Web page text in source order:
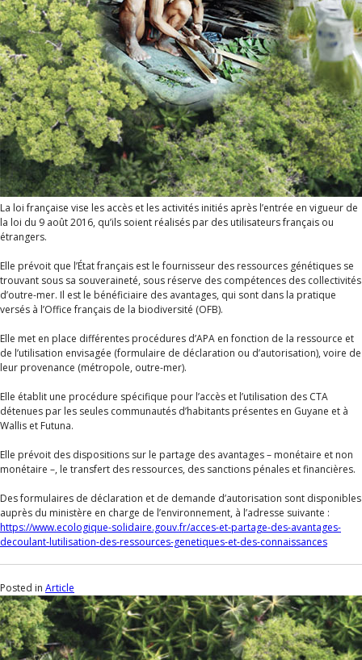
La loi française vise les accès et les activités initiés après l’entrée en vigueur de
la loi du 9 août 2016, qu’ils soient réalisés par des utilisateurs français ou
étrangers.
Elle prévoit que l’État français est le fournisseur des ressources génétiques se
trouvant sous sa souveraineté, sous réserve des compétences des collectivités
d’outre-mer. Il est le bénéficiaire des avantages, qui sont dans la pratique
versés à l’Office français de la biodiversité (OFB).
Elle met en place différentes procédures d’APA en fonction de la ressource et
de l’utilisation envisagée (formulaire de déclaration ou d’autorisation), voire de
leur provenance (métropole, outre-mer).
Elle établit une procédure spécifique pour l’accès et l’utilisation des CTA
détenues par les seules communautés d’habitants présentes en Guyane et à
Wallis et Futuna.
Elle prévoit des dispositions sur le partage des avantages – monétaire et non
monétaire –, le transfert des ressources, des sanctions pénales et financières.
Des formulaires de déclaration et de demande d’autorisation sont disponibles
auprès du ministère en charge de l’environnement, à l’adresse suivante :
https://www.ecologique-solidaire.gouv.fr/acces-et-partage-des-avantages-
decoulant-lutilisation-des-ressources-genetiques-et-des-connaissances
Posted in Article